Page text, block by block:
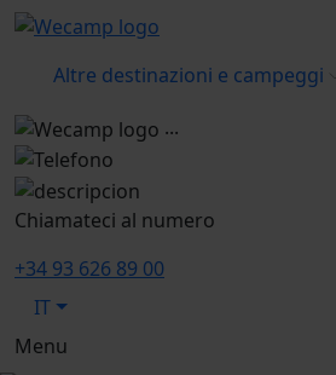
Altre destinazioni e campeggi
...
Chiamateci al numero
+34 93 626 89 00
IT
Menu